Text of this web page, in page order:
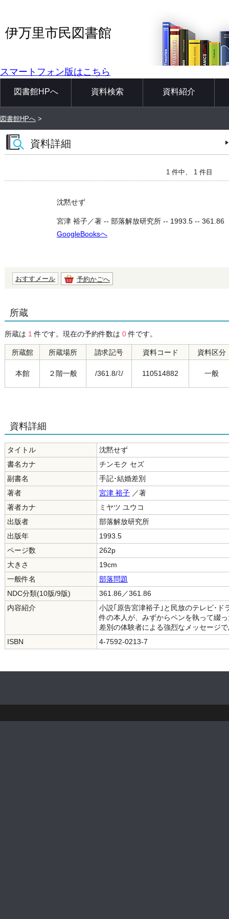
伊万里市民図書館
スマートフォン版はこちら
図書館HPへ 資料検索 資料紹介
図書館HPへ >
資料詳細
1 件中、 1 件目
沈黙せず
宮津 裕子／著 -- 部落解放研究所 -- 1993.5 -- 361.86
GoogleBooksへ
おすすメール 予約かごへ
所蔵
所蔵は 1 件です。現在の予約件数は 0件です。
所蔵館 所蔵場所 請求記号 資料コード 資料区分
本館 ２階一般 /361.8/ﾐ/ 110514882 一般
資料詳細
タイトル
沈黙せず
書名カナ
チンモク セズ
副書名
手記･結婚差別
著者
宮津 裕子 ／著
著者カナ
ミヤツ ユウコ
出版者
部落解放研究所
出版年
1993.5
ページ数
262p
大きさ
19cm
一般件名
部落問題
NDC分類(10版/9版)
361.86／361.86
内容紹介
小説｢原告宮津裕子｣と民放のテレビ･
件の本人が、みずからペンを執って綴
差別の体験者による強烈なメッセージ
ISBN
4-7592-0213-7